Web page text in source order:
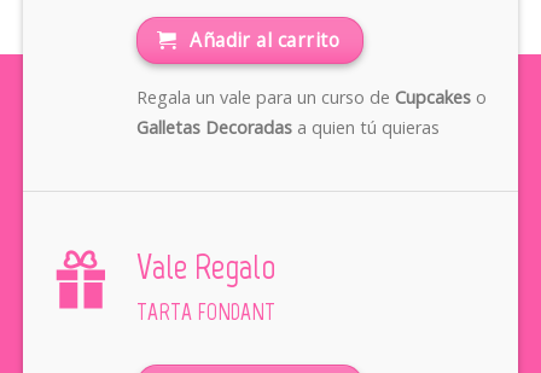
Añadir al carrito
Regala un vale para un curso de Cupcakeso
Galletas Decoradasa quien tú quieras
Vale Regalo
TARTA FONDANT